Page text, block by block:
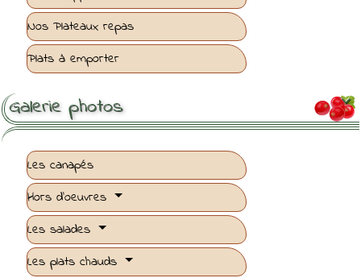
Nos Plateaux repas
Plats à emporter

Galerie photos
Les canapés
Hors d'oeuvres
Les salades
Les plats chauds